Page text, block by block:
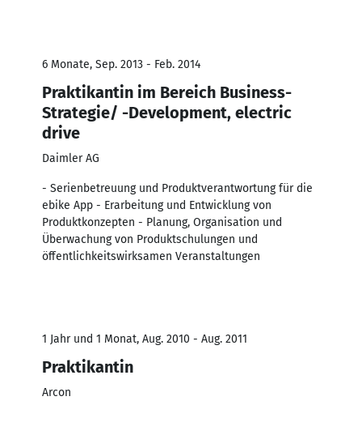
6 Monate, Sep. 2013 - Feb. 2014
Praktikantin im Bereich Business-
Strategie/ -Development, electric
drive
Daimler AG
- Serienbetreuung und Produktverantwortung für die
ebike App - Erarbeitung und Entwicklung von
Produktkonzepten - Planung, Organisation und
Überwachung von Produktschulungen und
öffentlichkeitswirksamen Veranstaltungen
1 Jahr und 1 Monat, Aug. 2010 - Aug. 2011
Praktikantin
Arcon